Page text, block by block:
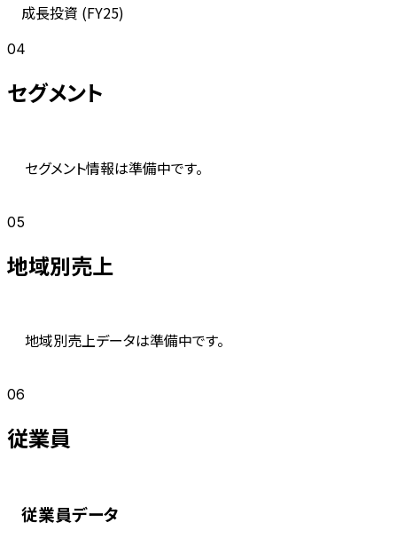
成長投資 (FY25)
04
セグメント
セグメント情報は準備中です。
05
地域別売上
地域別売上データは準備中です。
06
従業員
従業員データ